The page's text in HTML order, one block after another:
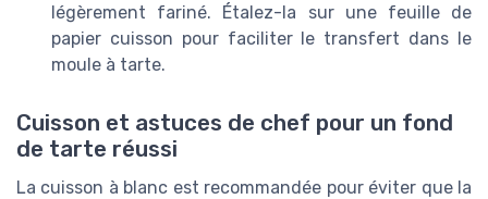
légèrement fariné. Étalez-la sur une feuille de
papier cuisson pour faciliter le transfert dans le
moule à tarte.
Cuisson et astuces de chef pour un fond
de tarte réussi
La cuisson à blanc est recommandée pour éviter que la